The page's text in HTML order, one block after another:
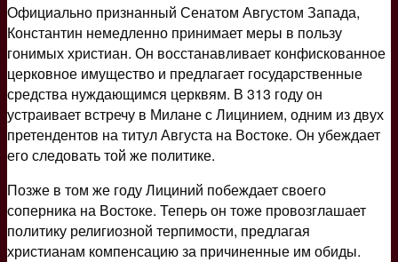
Официально признанный Сенатом Августом Запада,
Константин немедленно принимает меры в пользу
гонимых христиан. Он восстанавливает конфискованное
церковное имущество и предлагает государственные
средства нуждающимся церквям. В 313 году он
устраивает встречу в Милане с Лицинием, одним из двух
претендентов на титул Августа на Востоке. Он убеждает
его следовать той же политике.
Позже в том же году Лициний побеждает своего
соперника на Востоке. Теперь он тоже провозглашает
политику религиозной терпимости, предлагая
христианам компенсацию за причиненные им обиды.